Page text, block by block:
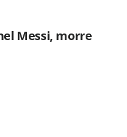
Messi, morre